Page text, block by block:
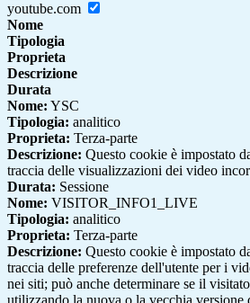
youtube.com
Nome
Tipologia
Proprieta
Descrizione
Durata
Nome: YSC
Tipologia: analitico
Proprieta: Terza-parte
Descrizione: Questo cookie è impostato
traccia delle visualizzazioni dei video
Durata: Sessione
Nome: VISITOR_INFO1_LIVE
Tipologia: analitico
Proprieta: Terza-parte
Descrizione: Questo cookie è impostato
traccia delle preferenze dell'utente per i
nei siti; può anche determinare se il